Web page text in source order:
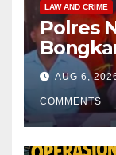
LAW AND CRIME
Polres
Pelaku
AUG 6,
COMMENTS